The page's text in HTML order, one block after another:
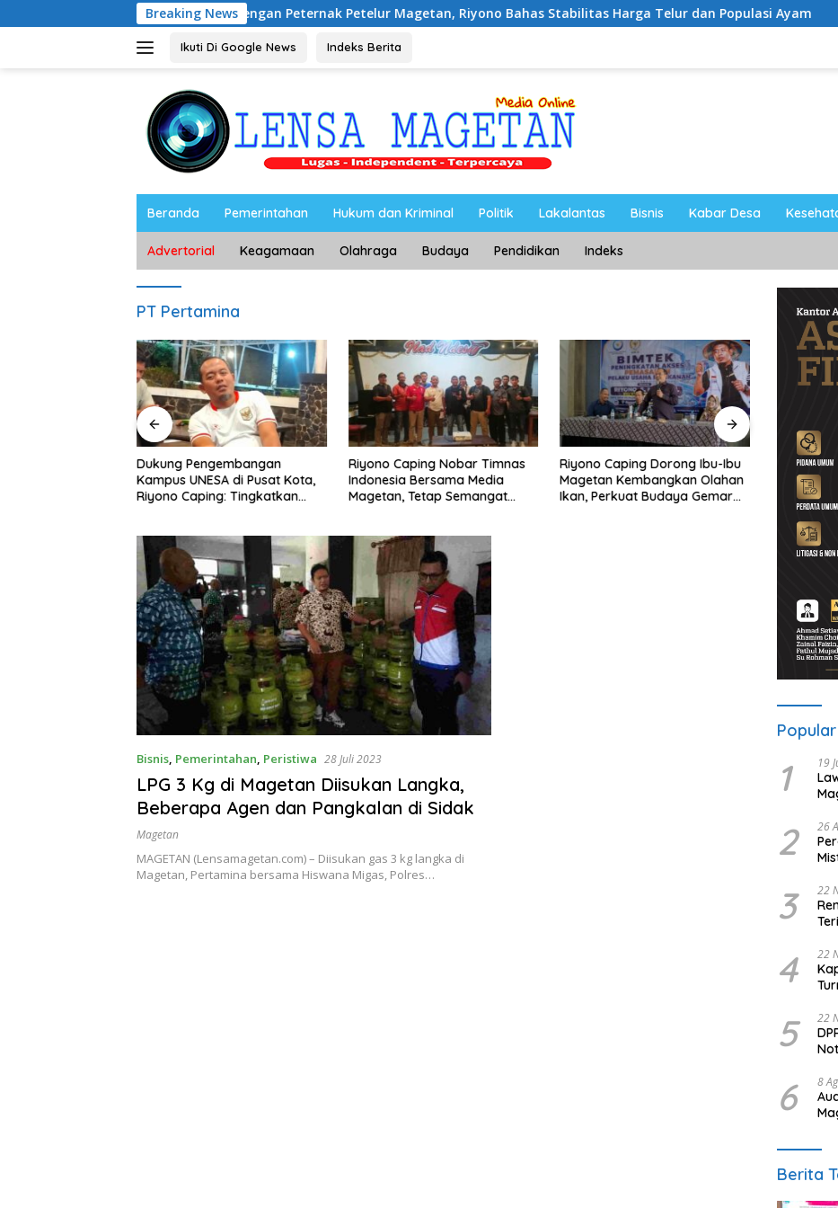
ke
Breaking News
Audiensi dengan Peternak Petelur Magetan, Riyono Bahas Stabilitas Harga Telur dan Populasi Ayam Dukung
Ikuti Di Google News Indeks Berita
Beranda Pemerintahan Hukum dan Kriminal Politik Lakalantas Bisnis Kabar Desa
Advertorial Keagamaan Olahraga Budaya Pendidikan Indeks
PT Pertamina
Dukung Pengembangan
Kampus UNESA di Pusat Kota,
Riyono Caping: Tingkatkan
Riyono Caping Nobar Timnas
Indonesia Bersama Media
Magetan, Tetap Semangat
Riyono Caping Dorong Ibu-Ibu
Magetan Kembangkan Olahan
Ikan, Perkuat Budaya Gemar
Ahmad
Sholeh:
Viral No
Berpulang
Bisnis, Pemerintahan, Peristiwa 28 Juli 2023
LPG 3 Kg di Magetan Diisukan Langka,
Beberapa Agen dan Pangkalan di Sidak
Magetan
MAGETAN (Lensamagetan.com) – Diisukan gas 3 kg langka di
Magetan, Pertamina bersama Hiswana Migas, Polres…
1 19
2 26
3 22
4 22
5 22
6 8
Berita